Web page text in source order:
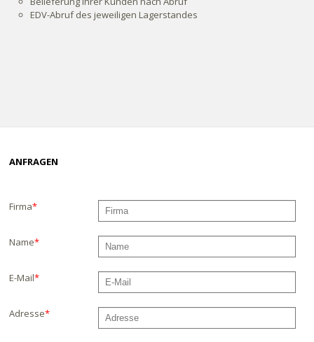
EDV-Abruf des jeweiligen Lagerstandes
ANFRAGEN
Firma*
Name*
E-Mail*
Adresse*